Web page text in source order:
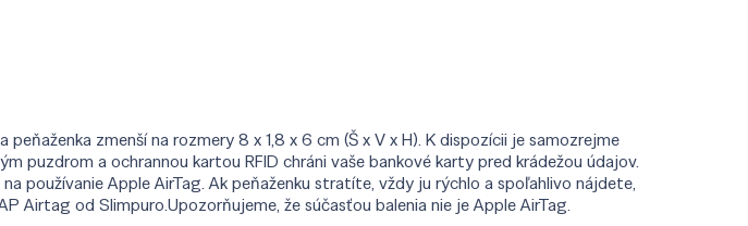
zmenší na rozmery 8 x 1,8 x 6 cm (Š x V x H). K dispozícii je samozrejme
puzdrom a ochrannou kartou RFID chráni vaše bankové karty pred krádežou údajov.
používanie Apple AirTag. Ak peňaženku stratíte, vždy ju rýchlo a spoľahlivo nájdete,
Airtag od Slimpuro.Upozorňujeme, že súčasťou balenia nie je Apple AirTag.